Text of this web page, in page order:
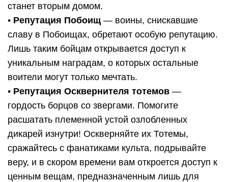
станет вторым домом.
• Репутация Побоищ — воины, снискавшие
славу в Побоищах, обретают особую репутацию.
Лишь таким бойцам открывается доступ к
уникальным наградам, о которых остальные
воители могут только мечтать.
• Репутация Осквернителя тотемов —
гордость борцов со звергами. Помогите
расшатать племенной устой озлобленных
дикарей изнутри! Оскверняйте их Тотемы,
сражайтесь с фанатиками культа, подрывайте
веру, и в скором времени вам откроется доступ к
ценным вещам, предназначенным лишь для